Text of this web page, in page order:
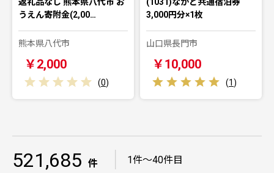
うえん寄附金(2,00…
熊本県八代市
￥2,000
(0)
3,000円分×1枚
山口県長門市
￥10,000
(1)
521,685 件 1件～40件目